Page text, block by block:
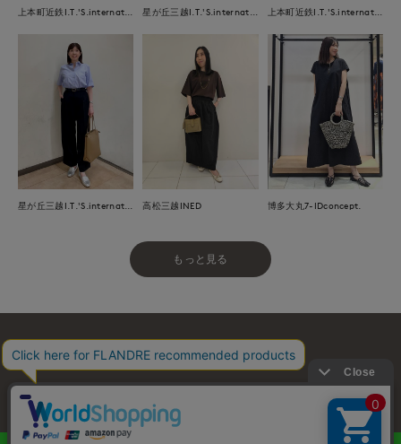
高松三越INED 博多大丸7-IDconcept.
もっと見る
お問い合わせ 利用規約 プライバシーポリシー
特定商取引・古物営業法に基づく表示